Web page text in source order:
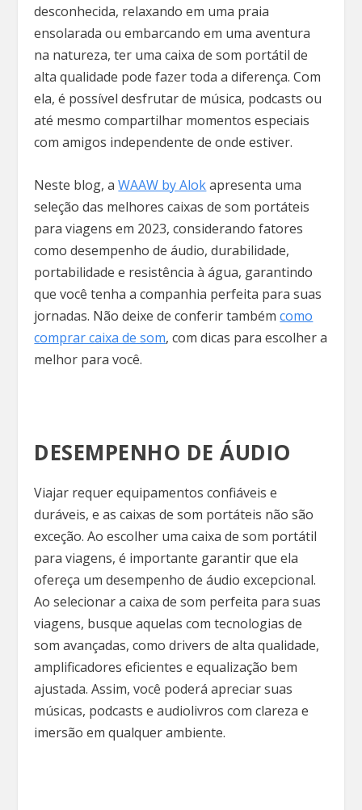
desconhecida, relaxando em uma praia
ensolarada ou embarcando em uma aventura
na natureza, ter uma caixa de som portátil de
alta qualidade pode fazer toda a diferença. Com
ela, é possível desfrutar de música, podcasts ou
até mesmo compartilhar momentos especiais
com amigos independente de onde estiver.
Neste blog, aWAAW by Alokapresenta uma
seleção das melhores caixas de som portáteis
para viagens em 2023, considerando fatores
como desempenho de áudio, durabilidade,
portabilidade e resistência à água, garantindo
que você tenha a companhia perfeita para suas
jornadas. Não deixe de conferir tambémcomo
comprar caixa de som, com dicas para escolher a
melhor para você.
DESEMPENHO DE ÁUDIO
Viajar requer equipamentos confiáveis e
duráveis, e as caixas de som portáteis não são
exceção. Ao escolher uma caixa de som portátil
para viagens, é importante garantir que ela
ofereça um desempenho de áudio excepcional.
Ao selecionar a caixa de som perfeita para suas
viagens, busque aquelas com tecnologias de
som avançadas, como drivers de alta qualidade,
amplificadores eficientes e equalização bem
ajustada. Assim, você poderá apreciar suas
músicas, podcasts e audiolivros com clareza e
imersão em qualquer ambiente.